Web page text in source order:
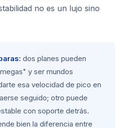
no es un lujo sino
dos planes pueden
y ser mundos
esa velocidad de pico en
seguido; otro puede
con soporte detrás.
bien la diferencia entre